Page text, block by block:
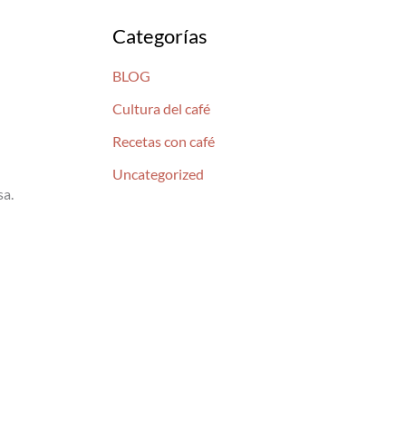
Categorías
BLOG
Cultura del café
Recetas con café
Uncategorized